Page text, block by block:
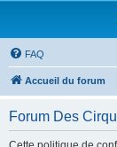
FAQ
Accueil du forum
Forum Des